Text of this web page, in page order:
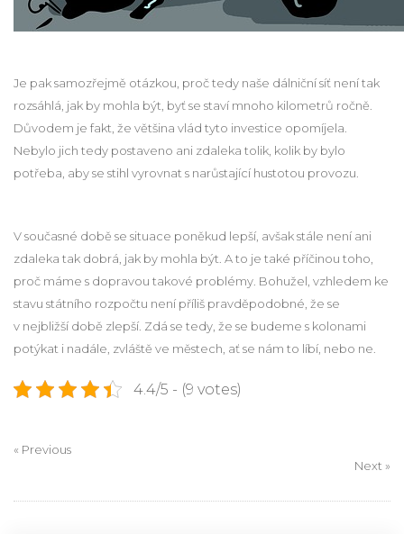
Je pak samozřejmě otázkou, proč tedy naše dálniční síť není tak
rozsáhlá, jak by mohla být, byť se staví mnoho kilometrů ročně.
Důvodem je fakt, že většina vlád tyto investice opomíjela.
Nebylo jich tedy postaveno ani zdaleka tolik, kolik by bylo
potřeba, aby se stihl vyrovnat s narůstající hustotou provozu.
V současné době se situace poněkud lepší, avšak stále není ani
zdaleka tak dobrá, jak by mohla být. A to je také příčinou toho,
proč máme s dopravou takové problémy. Bohužel, vzhledem ke
stavu státního rozpočtu není příliš pravděpodobné, že se
v nejbližší době zlepší. Zdá se tedy, že se budeme s kolonami
potýkat i nadále, zvláště ve městech, ať se nám to líbí, nebo ne.
4.4/5 - (9 votes)
« Previous
Next »